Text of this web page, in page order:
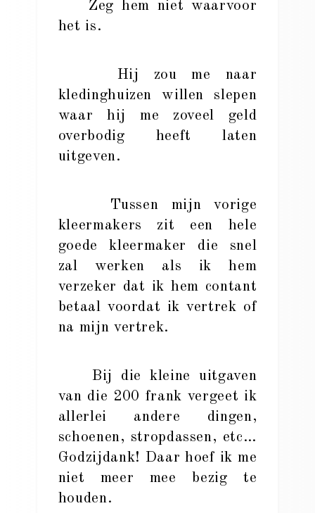
Zeg hem niet waarvoor
het is.
Hij zou me naar
kledinghuizen willen slepen
waar hij me zoveel geld
overbodig heeft laten
uitgeven.
Tussen mijn vorige
kleermakers zit een hele
goede kleermaker die snel
zal werken als ik hem
verzeker dat ik hem contant
betaal voordat ik vertrek of
na mijn vertrek.
Bij die kleine uitgaven
van die 200 frank vergeet ik
allerlei andere dingen,
schoenen, stropdassen, etc…
Godzijdank! Daar hoef ik me
niet meer mee bezig te
houden.